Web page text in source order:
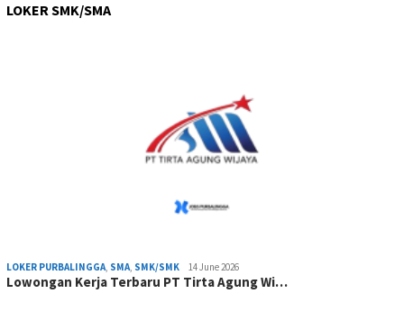
LOKER SMK/SMA
LOKER PURBALINGGA, SMA, SMK/SMK 14 June 2026
Lowongan Kerja Terbaru PT Tirta Agung Wi…